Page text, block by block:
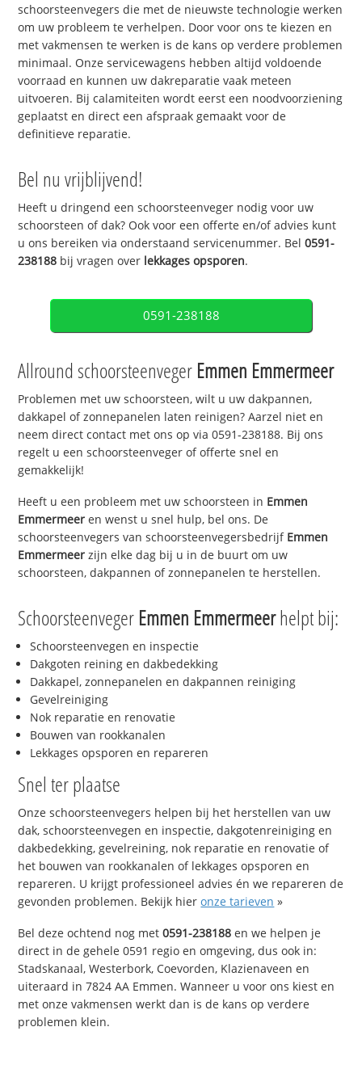
schoorsteenvegers die met de nieuwste technologie werken
om uw probleem te verhelpen. Door voor ons te kiezen en
met vakmensen te werken is de kans op verdere problemen
minimaal. Onze servicewagens hebben altijd voldoende
voorraad en kunnen uw dakreparatie vaak meteen
uitvoeren. Bij calamiteiten wordt eerst een noodvoorziening
geplaatst en direct een afspraak gemaakt voor de
definitieve reparatie.
Bel nu vrijblijvend!
Heeft u dringend een schoorsteenveger nodig voor uw
schoorsteen of dak? Ook voor een offerte en/of advies kunt
u ons bereiken via onderstaand servicenummer. Bel0591-
238188 bij vragen over lekkages opsporen.
0591-238188
Allround schoorsteenveger Emmen Emmermeer
Problemen met uw schoorsteen, wilt u uw dakpannen,
dakkapel of zonnepanelen laten reinigen? Aarzel niet en
neem direct contact met ons op via 0591-238188. Bij ons
regelt u een schoorsteenveger of offerte snel en
gemakkelijk!
Heeft u een probleem met uw schoorsteen in Emmen
Emmermeer en wenst u snel hulp, bel ons. De
schoorsteenvegers van schoorsteenvegersbedrijf Emmen
Emmermeer zijn elke dag bij u in de buurt om uw
schoorsteen, dakpannen of zonnepanelen te herstellen.
Schoorsteenveger Emmen Emmermeerhelpt bij:
Schoorsteenvegen en inspectie
Dakgoten reining en dakbedekking
Dakkapel, zonnepanelen en dakpannen reiniging
Gevelreiniging
Nok reparatie en renovatie
Bouwen van rookkanalen
Lekkages opsporen en repareren
Snel ter plaatse
Onze schoorsteenvegers helpen bij het herstellen van uw
dak, schoorsteenvegen en inspectie, dakgotenreiniging en
dakbedekking, gevelreining, nok reparatie en renovatie of
het bouwen van rookkanalen of lekkages opsporen en
repareren. U krijgt professioneel advies én we repareren de
gevonden problemen. Bekijk hieronze tarieven »
Bel deze ochtend nog met0591-238188 en we helpen je
direct in de gehele 0591 regio en omgeving, dus ook in:
Stadskanaal, Westerbork, Coevorden, Klazienaveen en
uiteraard in 7824 AA Emmen. Wanneer u voor ons kiest en
met onze vakmensen werkt dan is de kans op verdere
problemen klein.